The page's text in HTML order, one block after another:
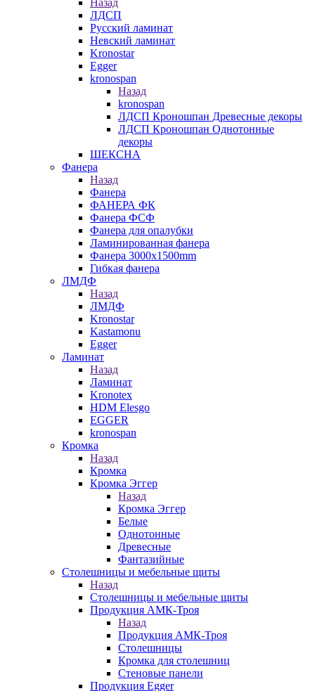
Назад
ЛДСП
Русский ламинат
Невский ламинат
Kronostar
Egger
kronospan
Назад
kronospan
ЛДСП Кроношпан Древесные декоры
ЛДСП Кроношпан Однотонные
декоры
ШЕКСНА
Фанера
Назад
Фанера
ФАНЕРА ФК
Фанера ФСФ
Фанера для опалубки
Ламинированная фанера
Фанера 3000х1500mm
Гибкая фанера
ЛМДФ
Назад
ЛМДФ
Kronostar
Kastamonu
Egger
Ламинат
Назад
Ламинат
Kronotex
HDM Elesgo
EGGER
kronospan
Кромка
Назад
Кромка
Кромка Эггер
Назад
Кромка Эггер
Белые
Однотонные
Древесные
Фантазийные
Столешницы и мебельные щиты
Назад
Столешницы и мебельные щиты
Продукция АМК-Троя
Назад
Продукция АМК-Троя
Столешницы
Кромка для столешниц
Стеновые панели
Продукция Egger